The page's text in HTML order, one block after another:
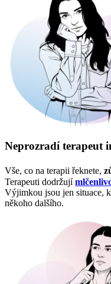
Neprozradí terapeut
Vše, co na terapii řeknete,
Terapeuti dodržují
Výjimkou jsou jen situace,
někoho dalšího.